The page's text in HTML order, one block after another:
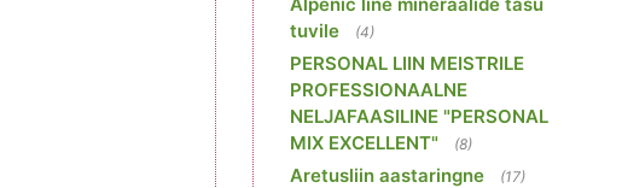
tuvile
(4)
PERSONAL LIIN MEISTRILE
PROFESSIONAALNE
NELJAFAASILINE "PERSONAL
MIX EXCELLENT"
(8)
Aretusliin aastaringne (17)